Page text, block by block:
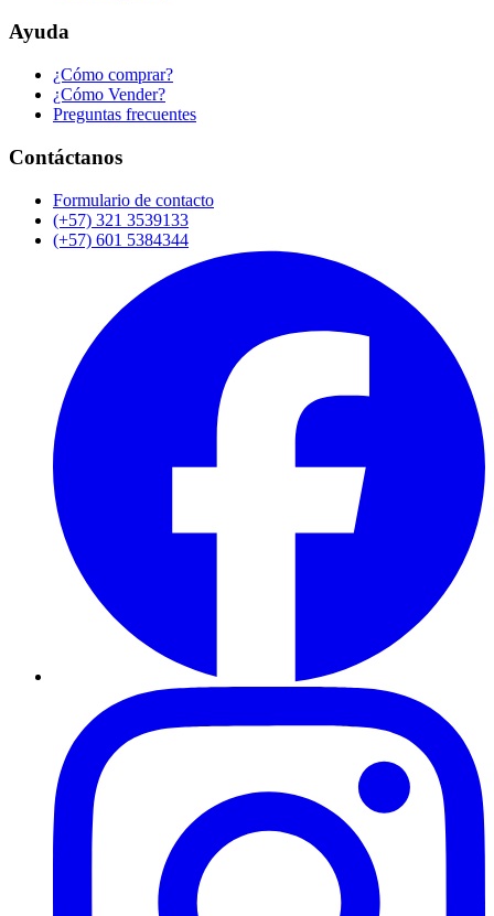
Ayuda
¿Cómo comprar?
¿Cómo Vender?
Preguntas frecuentes
Contáctanos
Formulario de contacto
(+57) 321 3539133
(+57) 601 5384344